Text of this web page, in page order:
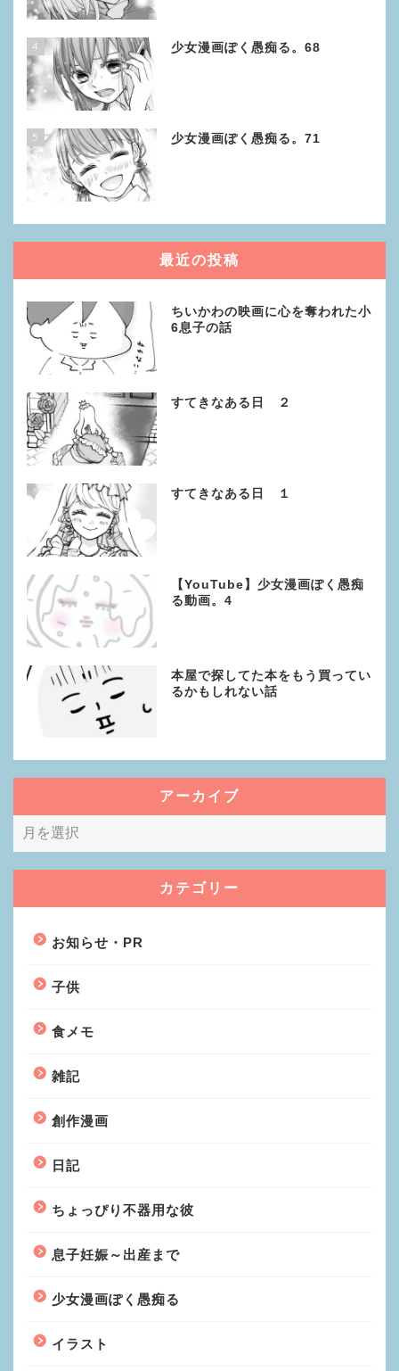
4 少女漫画ぽく愚痴る。68
5 少女漫画ぽく愚痴る。71
最近の投稿
ちいかわの映画に心を奪われた小
6息子の話
すてきなある日 ２
すてきなある日 １
【YouTube】少女漫画ぽく愚痴
る動画。4
本屋で探してた本をもう買ってい
るかもしれない話
アーカイブ
カテゴリー
お知らせ・PR
子供
食メモ
雑記
創作漫画
日記
ちょっぴり不器用な彼
息子妊娠～出産まで
少女漫画ぽく愚痴る
イラスト